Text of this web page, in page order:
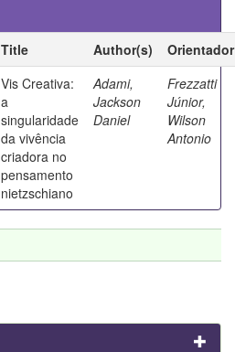
Title Author(s)
Orientador
Vis Creativa:
a
singularidade
da vivência
criadora no
pensamento
nietzschiano
Adami,
Jackson
Daniel
Frezzatti
Júnior,
Wilson
Antonio